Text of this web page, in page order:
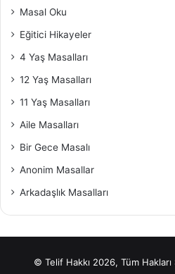
Masal Oku
Eğitici Hikayeler
4 Yaş Masalları
12 Yaş Masalları
11 Yaş Masalları
Aile Masalları
Bir Gece Masalı
Anonim Masallar
Arkadaşlık Masalları
© Telif Hakkı 2026, Tüm Hakları